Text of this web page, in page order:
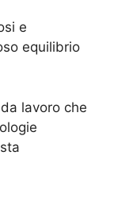
e
equilibrio
lavoro che